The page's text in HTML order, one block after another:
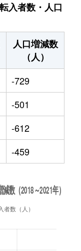
入者数・人口
人口増減数
（人）
-729
-501
-612
-459